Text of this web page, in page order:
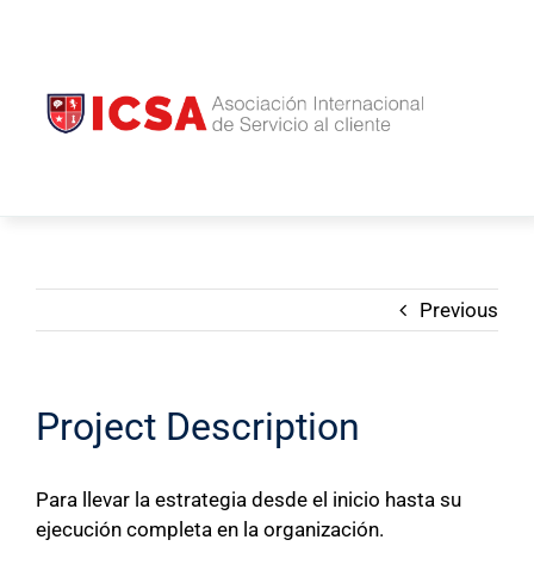
Previous
Project Description
Para llevar la estrategia desde el inicio hasta su
ejecución completa en la organización.